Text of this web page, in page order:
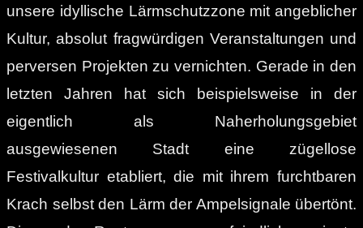
unsere idyllische Lärmschutzzone mit angeblicher
Kultur, absolut fragwürdigen Veranstaltungen und
perversen Projekten zu vernichten. Gerade in den
letzten Jahren hat sich beispielsweise in der
eigentlich als Naherholungsgebiet
ausgewiesenen Stadt eine zügellose
Festivalkultur etabliert, die mit ihrem furchtbaren
Krach selbst den Lärm der Ampelsignale übertönt.